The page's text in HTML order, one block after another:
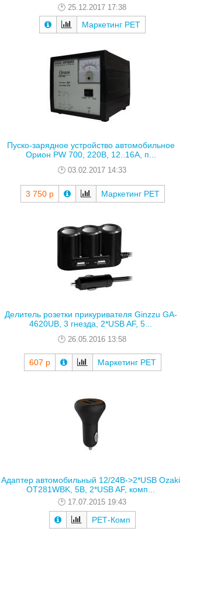
25.12.2017 17:38
Маркетинг РЕТ
Пуско-зарядное устройство автомобильное
Орион PW 700, 220В, 12..16А, п...
03.02.2017 14:33
3 750 р Маркетинг РЕТ
Делитель розетки прикуривателя Ginzzu GA-
4620UB, 3 гнезда, 2*USB AF, 5...
26.05.2016 13:58
607 р Маркетинг РЕТ
Адаптер автомобильный 12/24В->2*USB Ozaki
OT281WBK, 5В, 2*USB AF, комп...
17.07.2015 19:43
РЕТ-Комп